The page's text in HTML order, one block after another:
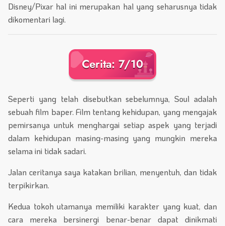
Disney/Pixar hal ini merupakan hal yang seharusnya tidak
dikomentari lagi.
Cerita: 7/10
Seperti yang telah disebutkan sebelumnya, Soul adalah
sebuah film baper. Film tentang kehidupan, yang mengajak
pemirsanya untuk menghargai setiap aspek yang terjadi
dalam kehidupan masing-masing yang mungkin mereka
selama ini tidak sadari.
Jalan ceritanya saya katakan brilian, menyentuh, dan tidak
terpikirkan.
Kedua tokoh utamanya memiliki karakter yang kuat, dan
cara mereka bersinergi benar-benar dapat dinikmati